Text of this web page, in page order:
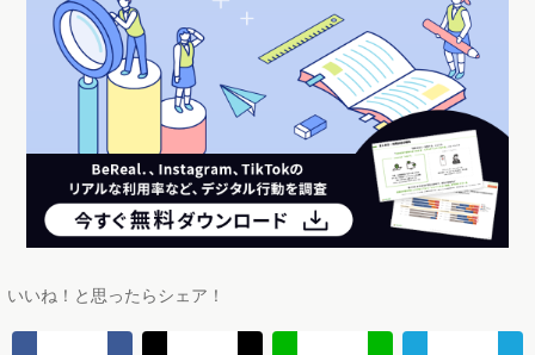
いいね！と思ったらシェア！
この記事のライター